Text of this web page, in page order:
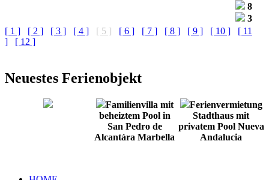
8
3
[ 1 ]
[ 2 ] [ 3 ] [ 4 ] [ 5 ] [ 6 ] [ 7 ] [ 8 ] [ 9 ] [ 10 ]
[ 11
]
[ 12 ]
Neuestes Ferienobjekt
Familienvilla mit
beheiztem Pool in
San Pedro de
Alcantára Marbella
Ferienvermietung
Stadthaus mit
privatem Pool Nueva
Andalucia